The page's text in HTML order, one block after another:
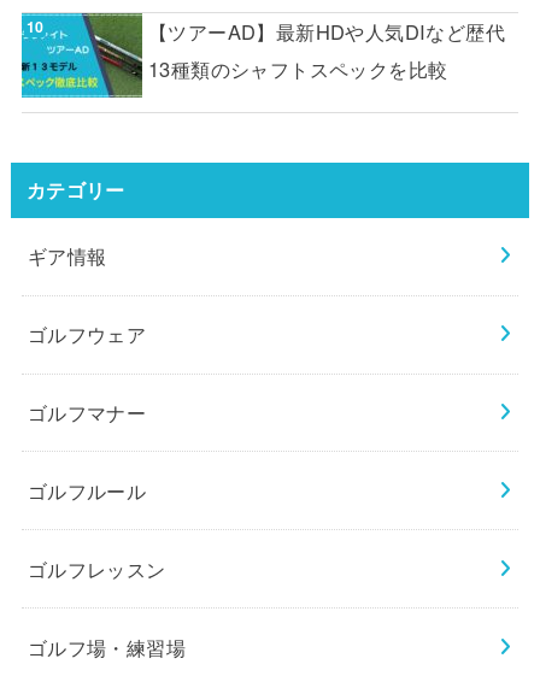
【ツアーAD】最新HDや人気DIなど歴代
13種類のシャフトスペックを比較
カテゴリー
ギア情報
ゴルフウェア
ゴルフマナー
ゴルフルール
ゴルフレッスン
ゴルフ場・練習場